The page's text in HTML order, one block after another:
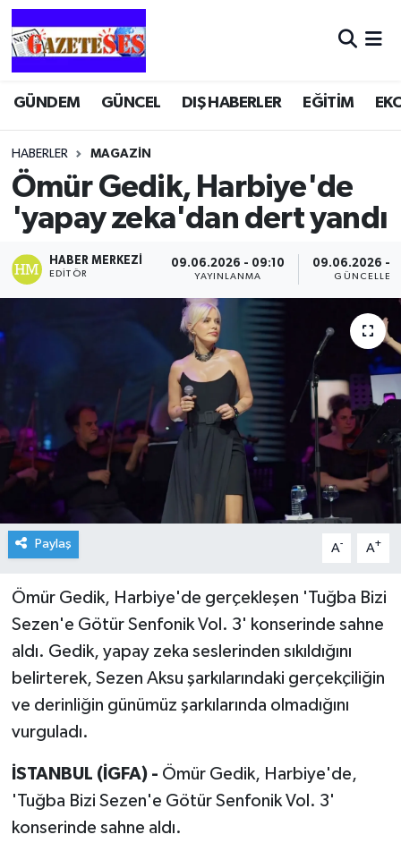
GÜNDEM GÜNCEL DIŞ HABERLER EĞİTİM
HABERLER MAGAZİN
Ömür Gedik, Harbiye'de
'yapay zeka'dan dert yandı
HABER MERKEZI
EDITÖR
09.06.2026 - 09:10
YAYINLANMA
09.06.2026 -
Paylaş A- A+
Ömür Gedik, Harbiye'de gerçekleşen 'Tuğba Bizi
Sezen'e Götür Senfonik Vol. 3' konserinde sahne
aldı. Gedik, yapay zeka seslerinden sıkıldığını
belirterek, Sezen Aksu şarkılarındaki gerçekçiliğin
ve derinliğin günümüz şarkılarında olmadığını
vurguladı.
İSTANBUL (İGFA) - Ömür Gedik, Harbiye'de,
'Tuğba Bizi Sezen'e Götür Senfonik Vol. 3'
konserinde sahne aldı.